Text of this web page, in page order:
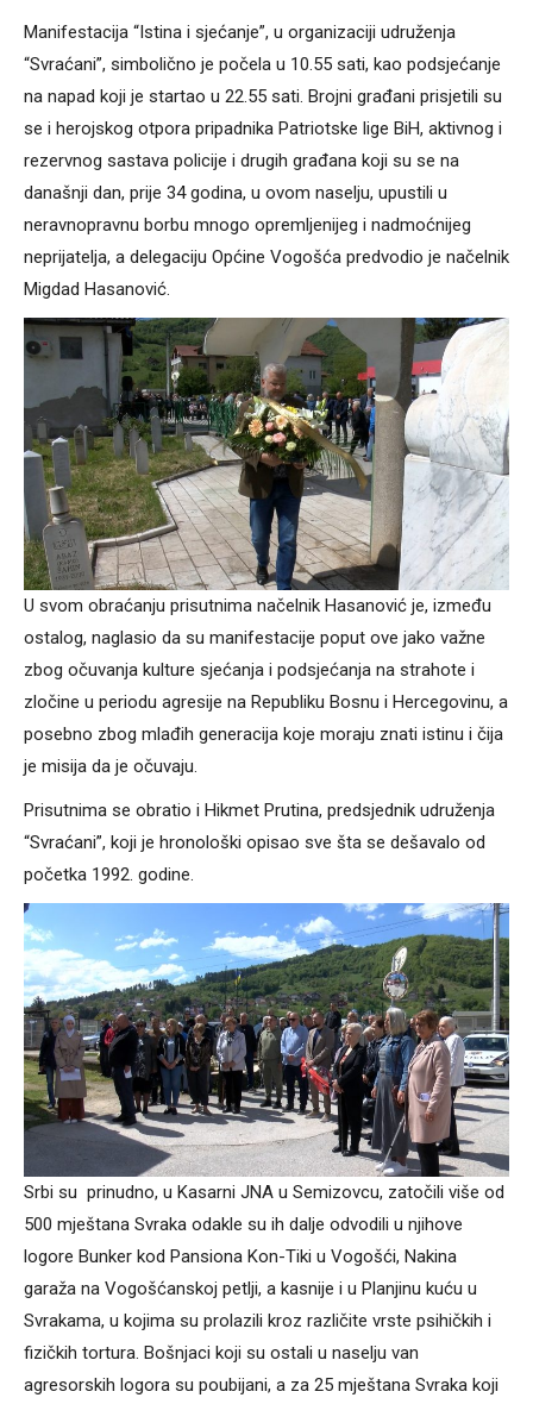
Manifestacija “Istina i sjećanje”, u organizaciji udruženja
“Svraćani”, simbolično je počela u 10.55 sati, kao podsjećanje
na napad koji je startao u 22.55 sati. Brojni građani prisjetili su
se i herojskog otpora pripadnika Patriotske lige BiH, aktivnog i
rezervnog sastava policije i drugih građana koji su se na
današnji dan, prije 34 godina, u ovom naselju, upustili u
neravnopravnu borbu mnogo opremljenijeg i nadmoćnijeg
neprijatelja, a delegaciju Općine Vogošća predvodio je načelnik
Migdad Hasanović.
U svom obraćanju prisutnima načelnik Hasanović je, između
ostalog, naglasio da su manifestacije poput ove jako važne
zbog očuvanja kulture sjećanja i podsjećanja na strahote i
zločine u periodu agresije na Republiku Bosnu i Hercegovinu, a
posebno zbog mlađih generacija koje moraju znati istinu i čija
je misija da je očuvaju.
Prisutnima se obratio i Hikmet Prutina, predsjednik udruženja
“Svraćani”, koji je hronološki opisao sve šta se dešavalo od
početka 1992. godine.
Srbi su prinudno, u Kasarni JNA u Semizovcu, zatočili više od
500 mještana Svraka odakle su ih dalje odvodili u njihove
logore Bunker kod Pansiona Kon-Tiki u Vogošći, Nakina
garaža na Vogošćanskoj petlji, a kasnije i u Planjinu kuću u
Svrakama, u kojima su prolazili kroz različite vrste psihičkih i
fizičkih tortura. Bošnjaci koji su ostali u naselju van
agresorskih logora su poubijani, a za 25 mještana Svraka koji